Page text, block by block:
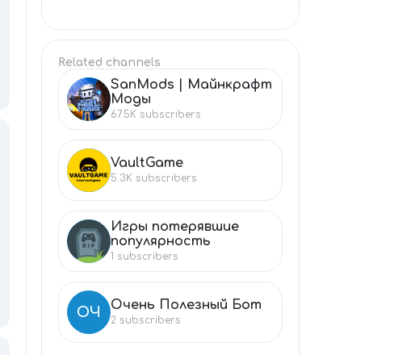
Related channels
SA
SanMods | Майнкрафт
Моды
67.5K subscribers
VA VaultGame
5.3K subscribers
ИГ
Игры потерявшие
популярность
1 subscribers
ОЧ Очень Полезный Бот
2 subscribers